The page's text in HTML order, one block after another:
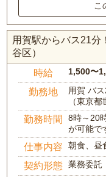
こ
用賀駅からバス21分
谷区）
時給 1,500〜
勤務地
用賀 バ
（東京都
勤務時間
8時～20
が可能で
仕事内容 朝食、昼
契約形態 業務委託